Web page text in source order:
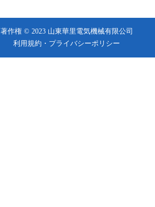
著作権 © 2023 山東華里電気機械有限公司
利用規約・ プライバシーポリシー